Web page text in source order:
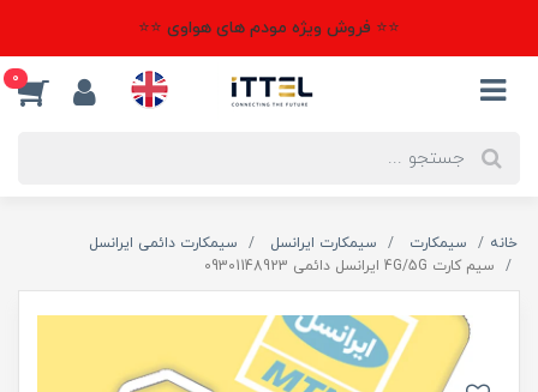
⭐⭐ فروش ویژه مودم های هواوی ⭐⭐
0
خانه سیمکارت سیمکارت ایرانسل
سیمکارت دائمی ایرانسل
سیم کارت 4G/5G ایرانسل دائمی 09301148923